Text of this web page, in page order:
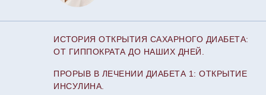
ИСТОРИЯ ОТКРЫТИЯ САХАРНОГО ДИАБЕТА:
ОТ ГИППОКРАТА ДО НАШИХ ДНЕЙ.
ПРОРЫВ В ЛЕЧЕНИИ ДИАБЕТА 1: ОТКРЫТИЕ
ИНСУЛИНА.